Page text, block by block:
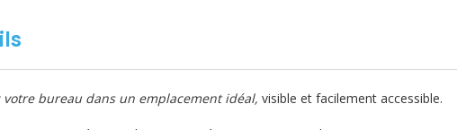
votre bureau dans un emplacement idéal, visible et facilement accessible.